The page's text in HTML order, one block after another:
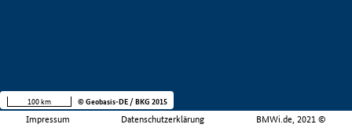
Impressum Datenschutzerklärung BMWi.de, 2021 ©
100 km © Geobasis-DE / BKG 2015